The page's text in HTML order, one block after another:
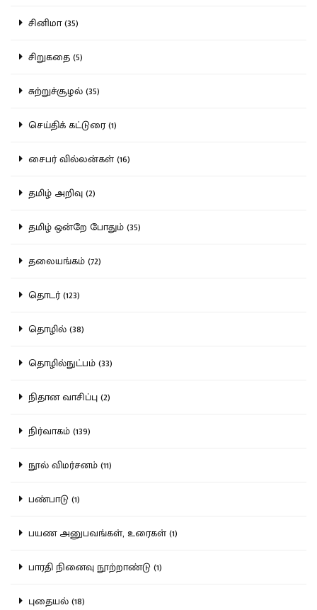
சினிமா (35)
சிறுகதை (5)
சுற்றுச்சூழல் (35)
செய்திக் கட்டுரை (1)
சைபர் வில்லன்கள் (16)
தமிழ் அறிவு (2)
தமிழ் ஒன்றே போதும் (35)
தலையங்கம் (72)
தொடர் (123)
தொழில் (38)
தொழில்நுட்பம் (33)
நிதான வாசிப்பு (2)
நிர்வாகம் (139)
நூல் விமர்சனம் (11)
பண்பாடு (1)
பயண அனுபவங்கள், உரைகள் (1)
பாரதி நினைவு நூற்றாண்டு (1)
புதையல் (18)